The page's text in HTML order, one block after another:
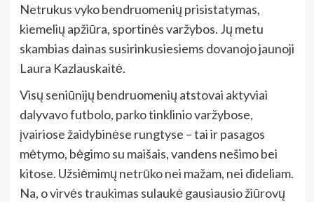
Netrukus vyko bendruomenių prisistatymas,
kiemelių apžiūra, sportinės varžybos. Jų metu
skambias dainas susirinkusiesiems dovanojo jaunoji
Laura Kazlauskaitė.
Visų seniūnijų bendruomenių atstovai aktyviai
dalyvavo futbolo, parko tinklinio varžybose,
įvairiose žaidybinėse rungtyse – tai ir pasagos
mėtymo, bėgimo su maišais, vandens nešimo bei
kitose. Užsiėmimų netrūko nei mažam, nei dideliam.
Na, o virvės traukimas sulaukė gausiausio žiūrovų